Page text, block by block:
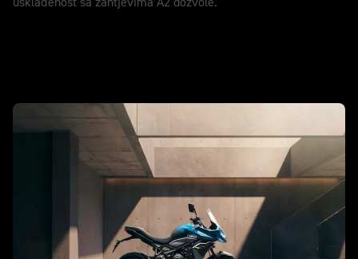
usklađenost sa zahtjevima A2 dozvole.